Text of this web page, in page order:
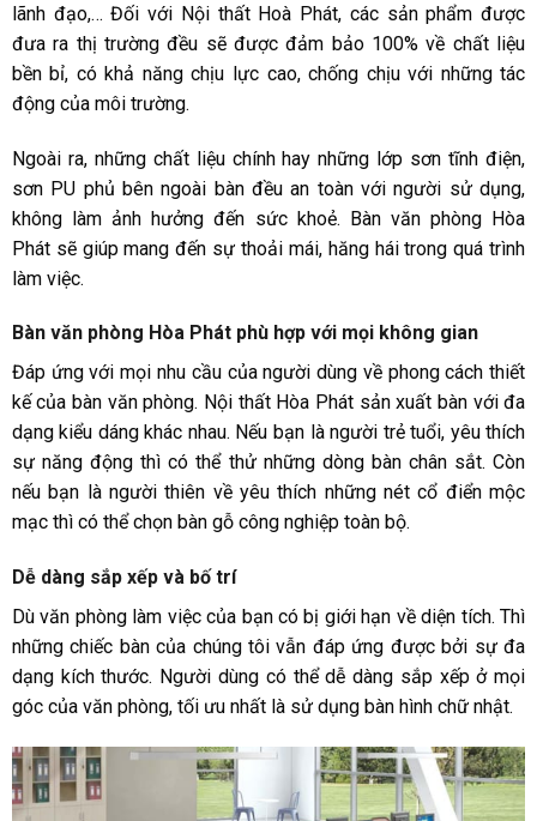
lãnh đạo,… Đối với Nội thất Hoà Phát, các sản phẩm được
đưa ra thị trường đều sẽ được đảm bảo 100% về chất liệu
bền bỉ, có khả năng chịu lực cao, chống chịu với những tác
động của môi trường.
Ngoài ra, những chất liệu chính hay những lớp sơn tĩnh điện,
sơn PU phủ bên ngoài bàn đều an toàn với người sử dụng,
không làm ảnh hưởng đến sức khoẻ. Bàn văn phòng Hòa
Phátsẽ giúp mang đến sự thoải mái, hăng hái trong quá trình
làm việc.
Bàn văn phòng Hòa Phát phù hợp với mọi không gian
Đáp ứng với mọi nhu cầu của người dùng về phong cách thiết
kế của bàn văn phòng. Nội thất Hòa Phát sản xuất bàn với đa
dạng kiểu dáng khác nhau. Nếu bạn là người trẻ tuổi, yêu thích
sự năng động thì có thể thử những dòng bàn chân sắt. Còn
nếu bạn là người thiên về yêu thích những nét cổ điển mộc
mạc thì có thể chọn bàn gỗ công nghiệp toàn bộ.
Dễ dàng sắp xếp và bố trí
Dù văn phòng làm việc của bạn có bị giới hạn về diện tích. Thì
những chiếc bàn của chúng tôi vẫn đáp ứng được bởi sự đa
dạng kích thước. Người dùng có thể dễ dàng sắp xếp ở mọi
góc của văn phòng, tối ưu nhất là sử dụng bàn hình chữ nhật.